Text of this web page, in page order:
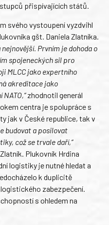
přispívajících států.
svého vystoupení vyzdvihl
gšt. Daniela Zlatníka.
Prvním je dohoda o
spojeneckých sil pro
MLCC jako expertního
akreditace jako
zhodnotil generál
centra je spolupráce s
jak v České republice, tak v
budovat a posilovat
což se trvale daří,“
Plukovník Hrdina
logistiky je nutné hledat a
k duplicitě
zabezpečení.
s ohledem na